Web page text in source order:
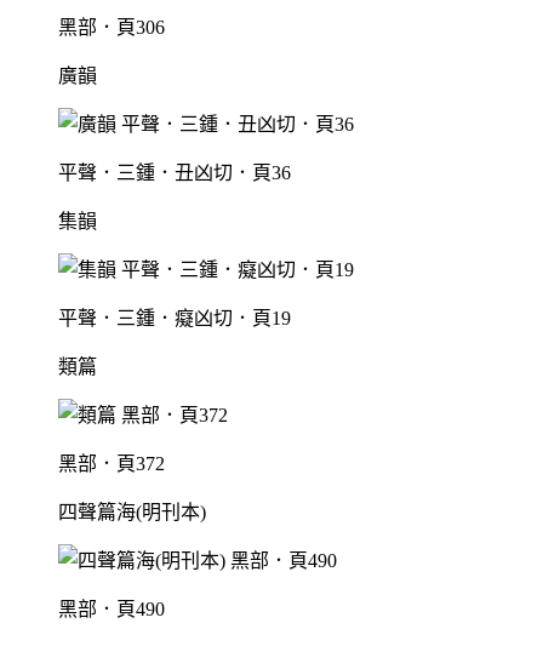
黑部．頁306
廣韻
平聲．三鍾．丑凶切．頁36
集韻
平聲．三鍾．癡凶切．頁19
類篇
黑部．頁372
四聲篇海(明刊本)
黑部．頁490